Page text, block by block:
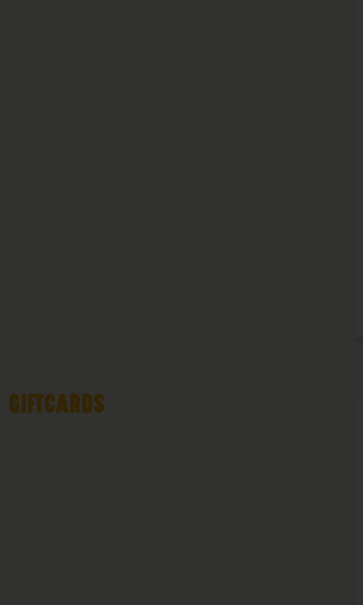
GIFTCARDS